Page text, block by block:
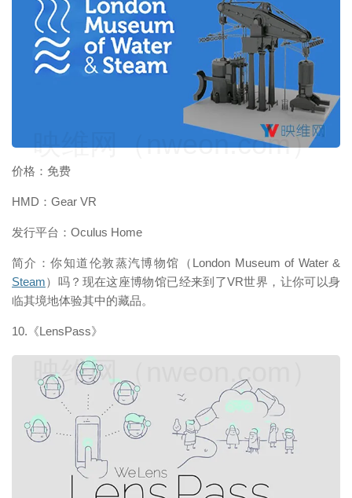
价格：免费
HMD：Gear VR
发行平台：Oculus Home
简介：你知道伦敦蒸汽博物馆（London Museum of Water &
Steam）吗？现在这座博物馆已经来到了VR世界，让你可以身
临其境地体验其中的藏品。
10.《LensPass》
映维网（nweon.com）
映维网（nweon.com）